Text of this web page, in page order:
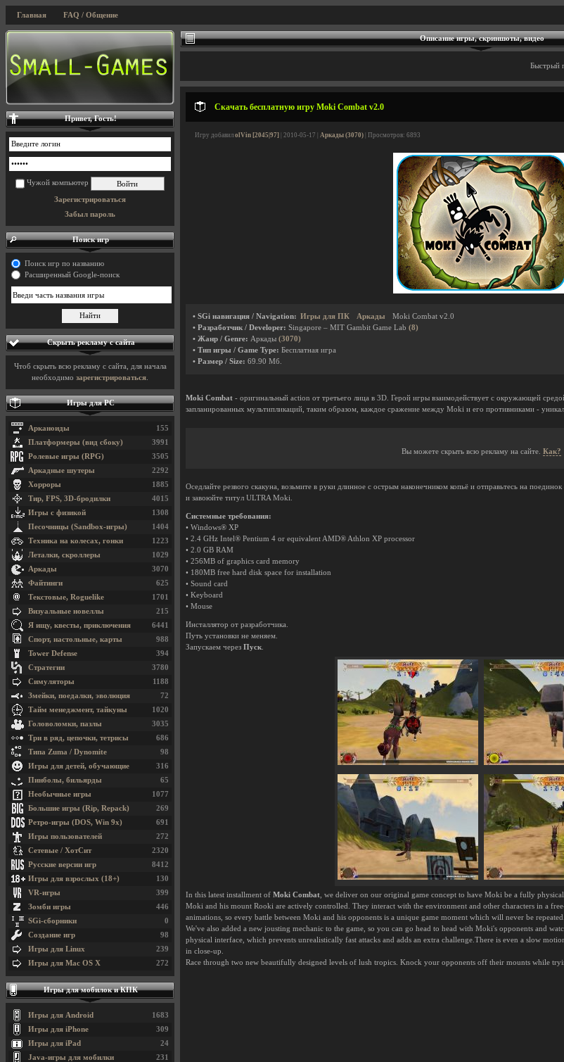
Главная FAQ / Общение
Описание игры, скриншоты, видео
Быстрый
Скачать бесплатную игру Moki Combat v2.0
Игру добавил olVin [2045|97] | 2010-05-17 | Аркады (3070) | Просмотров: 6893
• SGi навигация / Navigation: Игры для ПК Аркады
Moki Combat v2.0
• Разработчик / Developer: Singapore – MIT Gambit Game Lab (8)
• Жанр / Genre: Аркады (3070)
• Тип игры / Game Type: Бесплатная игра
• Размер / Size: 69.90 Мб.
Moki Combat - оригинальный action от третьего лица в 3D. Герой игры взаимодействует с окружающей
запланированных мультипликаций, таким образом, каждое сражение между Moki и его противниками -
Вы можете скрыть всю рекламу на сайте. Как?
Оседлайте резвого скакуна, возьмите в руки длинное с острым наконечником копьё и отправьтесь на
и завоюйте титул ULTRA Moki.
Системные требования:
• Windows® XP
• 2.4 GHz Intel® Pentium 4 or equivalent AMD® Athlon XP processor
• 2.0 GB RAM
• 256MB of graphics card memory
• 180MB free hard disk space for installation
• Sound card
• Keyboard
• Mouse
Инсталлятор от разработчика.
Путь установки не меняем.
Запускаем через Пуск
In this latest installment of Moki Combat , we deliver on our original game concept to have Moki be a fully
Moki and his mount Rooki are actively controlled. They interact with the environment and other characters in a
animations, so every battle between Moki and his opponents is a unique game moment which will never be repeated.
We've also added a new jousting mechanic to the game, so you can go head to head with Moki's opponents and
physical interface, which prevents unrealistically fast attacks and adds an extra challenge.There is even a slow
in close-up.
Race through two new beautifully designed levels of lush tropics. Knock your opponents off their mounts while
Привет, Гость!
Чужой компьютер
Зарегистрироваться
Забыл пароль
Поиск игр
Поиск игр по названию
Расширенный Google-поиск
Скрыть рекламу с сайта
Чтоб скрыть всю рекламу с сайта, для начала
необходимо зарегистрироваться
Игры для PC
155
Арканоиды
3991
Платформеры (вид сбоку)
3505
Ролевые игры (RPG)
2292
Аркадные шутеры
1885
Хорроры
4015
Тир, FPS, 3D-бродилки
1308
Игры с физикой
1404
Песочницы (Sandbox-игры)
1223
Техника на колесах, гонки
1029
Леталки, скроллеры
3070
Аркады
625
Файтинги
1701
Текстовые, Roguelike
215
Визуальные новеллы
6441
Я ищу, квесты, приключения
988
Спорт, настольные, карты
394
Tower Defense
3780
Стратегии
1188
Симуляторы
72
Змейки, поедалки, эволюция
1020
Тайм менеджмент, тайкуны
3035
Головоломки, пазлы
686
Три в ряд, цепочки, тетрисы
98
Типа Zuma / Dynomite
316
Игры для детей, обучающие
65
Пинболы, бильярды
1077
Необычные игры
269
Большие игры (Rip, Repack)
691
Ретро-игры (DOS, Win 9x)
272
Игры пользователей
2320
Сетевые / ХотСит
8412
Русские версии игр
130
Игры для взрослых (18+)
399
VR-игры
446
Зомби игры
0
SGi-сборники
98
Создание игр
239
Игры для Linux
272
Игры для Mac OS X
Игры для мобилок и КПК
1683
Игры для Android
309
Игры для iPhone
24
Игры для iPad
231
Java-игры для мобилки